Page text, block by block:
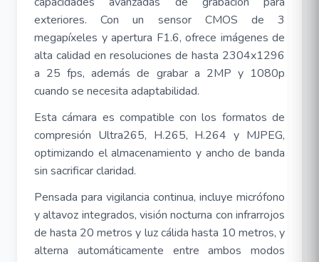
exteriores. Con un sensor CMOS de 3
megapíxeles y apertura F1.6, ofrece imágenes de
alta calidad en resoluciones de hasta 2304x1296
a 25 fps, además de grabar a 2MP y 1080p
cuando se necesita adaptabilidad.
Esta cámara es compatible con los formatos de
compresión Ultra265, H.265, H.264 y MJPEG,
optimizando el almacenamiento y ancho de banda
sin sacrificar claridad.
Pensada para vigilancia continua, incluye micrófono
y altavoz integrados, visión nocturna con infrarrojos
de hasta 20 metros y luz cálida hasta 10 metros, y
alterna automáticamente entre ambos modos